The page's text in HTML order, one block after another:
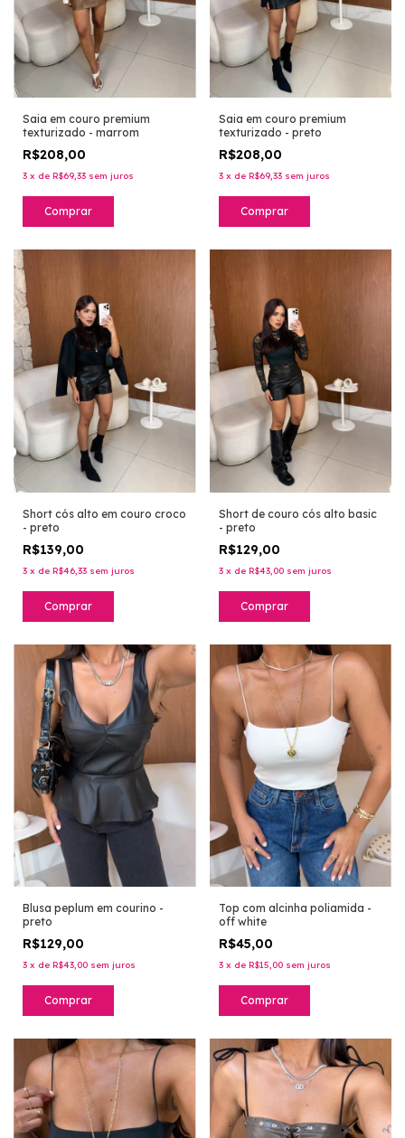
Saia em couro premium
texturizado - marrom
R$208,00
3 x de R$69,33 sem juros
Comprar
Saia em couro premium
texturizado - preto
R$208,00
3 x de R$69,33 sem juros
Comprar
Short cós alto em couro croco
- preto
R$139,00
3 x de R$46,33 sem juros
Comprar
Short de couro cós alto basic
- preto
R$129,00
3 x de R$43,00 sem juros
Comprar
Blusa peplum em courino -
preto
R$129,00
3 x de R$43,00 sem juros
Comprar
Top com alcinha poliamida -
off white
R$45,00
3 x de R$15,00 sem juros
Comprar